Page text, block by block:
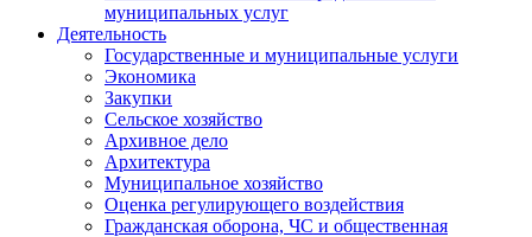
муниципальных услуг
Деятельность
Государственные и муниципальные услуги
Экономика
Закупки
Сельское хозяйство
Архивное дело
Архитектура
Муниципальное хозяйство
Оценка регулирующего воздействия
Гражданская оборона, ЧС и общественная